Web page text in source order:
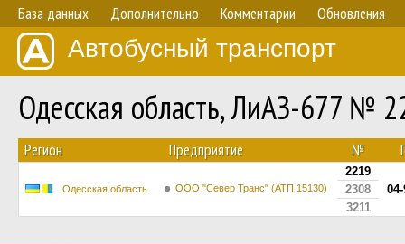
База данных Дополнительно Комментарии Обновления
Автобусный транспорт
Одесская область, ЛиАЗ-677 №
Регион Предприятие №
Одесская область ООО "Север Транс" (АТП 15130)
2219
2308
3211